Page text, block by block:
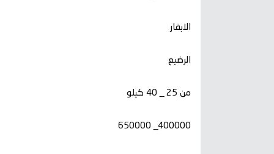
الابقار
الرضيع
من 25 _ 40 كيلو
400000_ 650000